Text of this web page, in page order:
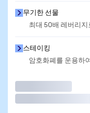
무기한 선물
최대 50배 레버리지
스테이킹
암호화폐를 운용하